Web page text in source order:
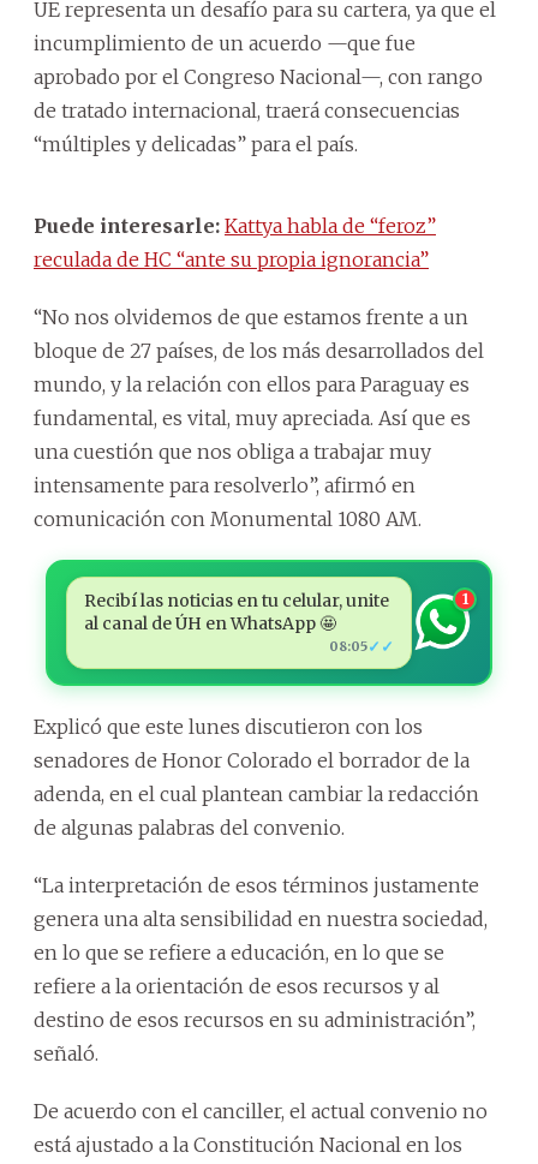
UE representa un desafío para su cartera, ya que el
incumplimiento de un acuerdo —que fue
aprobado por el Congreso Nacional—, con rango
de tratado internacional, traerá consecuencias
“múltiples y delicadas” para el país.
Puede interesarle: Kattya habla de “feroz”
reculada de HC “ante su propia ignorancia”
“No nos olvidemos de que estamos frente a un
bloque de 27 países, de los más desarrollados del
mundo, y la relación con ellos para Paraguay es
fundamental, es vital, muy apreciada. Así que es
una cuestión que nos obliga a trabajar muy
intensamente para resolverlo”, afirmó en
comunicación con Monumental 1080 AM.
Recibí las noticias en tu celular, unite
al canal de ÚH en WhatsApp 🤩
08:05✓✓
1
Explicó que este lunes discutieron con los
senadores de Honor Colorado el borrador de la
adenda, en el cual plantean cambiar la redacción
de algunas palabras del convenio.
“La interpretación de esos términos justamente
genera una alta sensibilidad en nuestra sociedad,
en lo que se refiere a educación, en lo que se
refiere a la orientación de esos recursos y al
destino de esos recursos en su administración”,
señaló.
De acuerdo con el canciller, el actual convenio no
está ajustado a la Constitución Nacional en los